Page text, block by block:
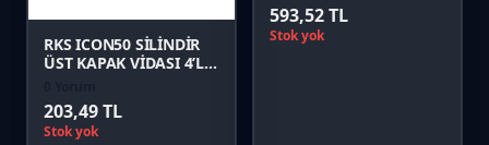
RKS ICON50 SİLİNDİR
ÜST KAPAK VİDASI 4’LÜ
203,49 TL
Stok yok
593,52 TL
Stok yok